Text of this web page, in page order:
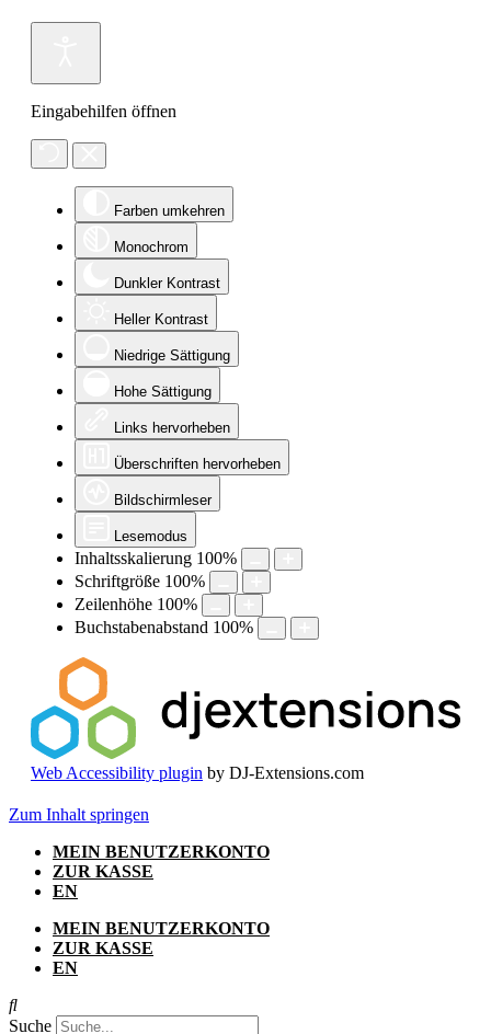
Eingabehilfen öffnen
Farben umkehren
Monochrom
Dunkler Kontrast
Heller Kontrast
Niedrige Sättigung
Hohe Sättigung
Links hervorheben
Überschriften hervorheben
Bildschirmleser
Lesemodus
Inhaltsskalierung 100%
Schriftgröße 100%
Zeilenhöhe 100%
Buchstabenabstand 100%
Web Accessibility plugin by DJ-Extensions.com
Zum Inhalt springen
MEIN BENUTZERKONTO
ZUR KASSE
EN
MEIN BENUTZERKONTO
ZUR KASSE
EN
Suche